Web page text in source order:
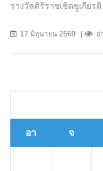
รางวัลศิริราชเชิดชูเกียร
17 มิถุนายน 2569 อ่
อา จ